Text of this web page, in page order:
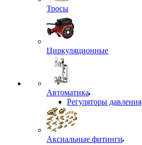
Тросы
Циркуляционные
Автоматика
Регуляторы давления
Аксиальные фитинги